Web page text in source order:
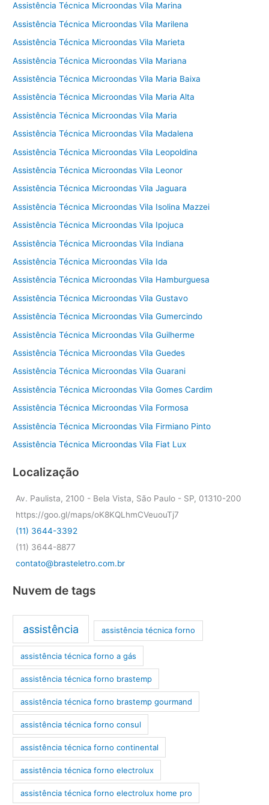
Assistência Técnica Microondas Vila Marina
Assistência Técnica Microondas Vila Marilena
Assistência Técnica Microondas Vila Marieta
Assistência Técnica Microondas Vila Mariana
Assistência Técnica Microondas Vila Maria Baixa
Assistência Técnica Microondas Vila Maria Alta
Assistência Técnica Microondas Vila Maria
Assistência Técnica Microondas Vila Madalena
Assistência Técnica Microondas Vila Leopoldina
Assistência Técnica Microondas Vila Leonor
Assistência Técnica Microondas Vila Jaguara
Assistência Técnica Microondas Vila Isolina Mazzei
Assistência Técnica Microondas Vila Ipojuca
Assistência Técnica Microondas Vila Indiana
Assistência Técnica Microondas Vila Ida
Assistência Técnica Microondas Vila Hamburguesa
Assistência Técnica Microondas Vila Gustavo
Assistência Técnica Microondas Vila Gumercindo
Assistência Técnica Microondas Vila Guilherme
Assistência Técnica Microondas Vila Guedes
Assistência Técnica Microondas Vila Guarani
Assistência Técnica Microondas Vila Gomes Cardim
Assistência Técnica Microondas Vila Formosa
Assistência Técnica Microondas Vila Firmiano Pinto
Assistência Técnica Microondas Vila Fiat Lux
Localização
Av. Paulista, 2100 - Bela Vista, São Paulo - SP, 01310-200
https://goo.gl/maps/oK8KQLhmCVeuouTj7
(11) 3644-3392
(11) 3644-8877
contato@brasteletro.com.br
Nuvem de tags
assistência assistência técnica forno
assistência técnica forno a gás
assistência técnica forno brastemp
assistência técnica forno brastemp gourmand
assistência técnica forno consul
assistência técnica forno continental
assistência técnica forno electrolux
assistência técnica forno electrolux home pro